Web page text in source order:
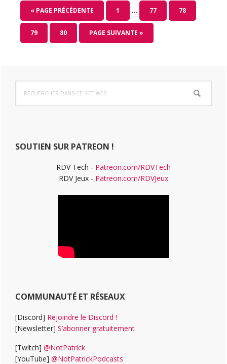
« ALLER
À
LA
PAGE PRÉCÉDENTE PAGE
1
Pages
provisoires
omises
… PAGE
77 PAGE
78
PAGE
79 PAGE
80
ALLER
À
PAGE SUIVANTE »
Barre
latérale
dans
ce
SOUTIEN SUR PATREON !
RDV Tech - Patreon.com/RDVTech
RDV Jeux - Patreon.com/RDVJeux
COMMUNAUTÉ ET RÉSEAUX
[Discord] Rejoindre le Discord !
[Newsletter] S’abonner gratuitement
[Twitch] @NotPatrick
[YouTube] @NotPatrickPodcasts